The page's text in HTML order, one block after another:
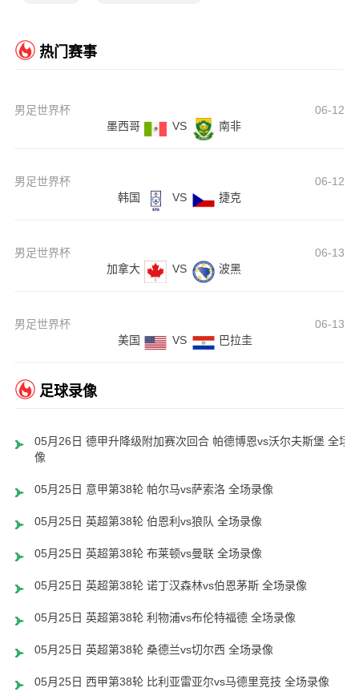
热门赛事
男足世界杯
06-12
墨西哥
VS 南非
男足世界杯
06-12
韩国
VS 捷克
男足世界杯
06-13
加拿大
VS 波黑
男足世界杯
06-13
美国
VS 巴拉圭
足球录像
05月26日 德甲升降级附加赛次回合 帕德博恩vs沃尔夫斯堡 全场
像
05月25日 意甲第38轮 帕尔马vs萨索洛 全场录像
05月25日 英超第38轮 伯恩利vs狼队 全场录像
05月25日 英超第38轮 布莱顿vs曼联 全场录像
05月25日 英超第38轮 诺丁汉森林vs伯恩茅斯 全场录像
05月25日 英超第38轮 利物浦vs布伦特福德 全场录像
05月25日 英超第38轮 桑德兰vs切尔西 全场录像
05月25日 西甲第38轮 比利亚雷亚尔vs马德里竞技 全场录像